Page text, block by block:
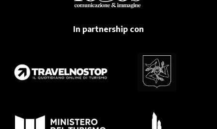
In partnership con